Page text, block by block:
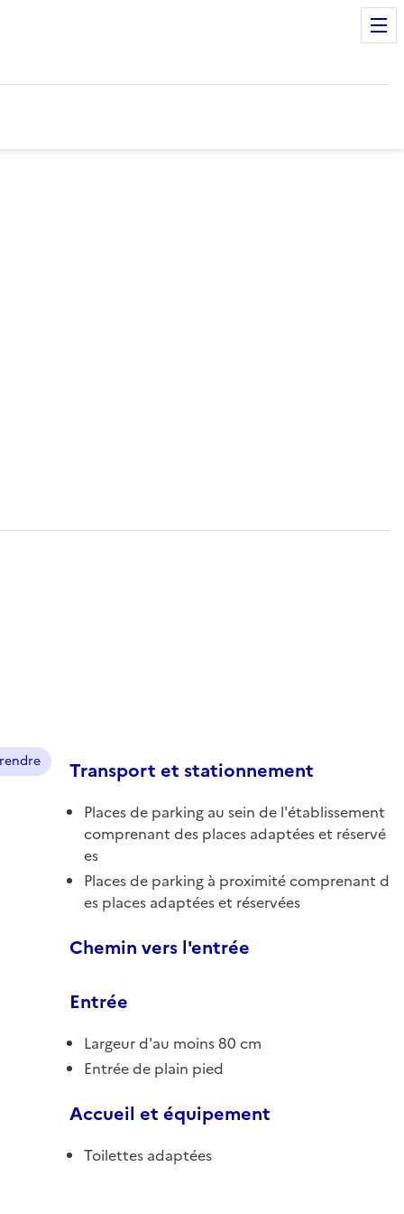
Transport et stationnement
Places de parking au sein de l'établissement
comprenant des places adaptées et réservé
es
Places de parking à proximité comprenant d
es places adaptées et réservées
Chemin vers l'entrée
Entrée
Largeur d'au moins 80 cm
Entrée de plain pied
Accueil et équipement
Toilettes adaptées